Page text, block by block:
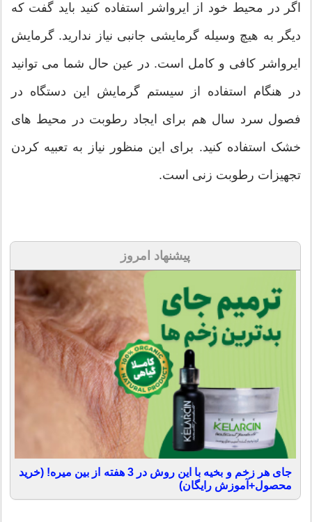
اگر در محیط خود از ایرواشر استفاده کنید باید گفت که
دیگر به هیچ وسیله گرمایشی جانبی نیاز ندارید. گرمایش
ایرواشر کافی و کامل است. در عین حال شما می توانید
در هنگام استفاده از سیستم گرمایش این دستگاه در
فصول سرد سال هم برای ایجاد رطوبت در محیط های
خشک استفاده کنید. برای این منظور نیاز به تعبیه کردن
تجهیزات رطوبت زنی است.
پیشنهاد امروز
جای هر زخم و بخیه با این روش در 3 هفته از بین میره! (خرید
محصول+آموزش رایگان)